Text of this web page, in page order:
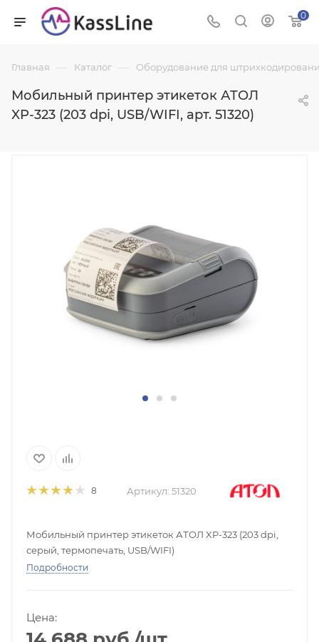
0
Главная — Каталог — Оборудование для
Мобильный принтер этикеток АТОЛ
XP-323 (203 dpi, USB/WIFI, арт. 51320)
8 Артикул: 51320
Мобильный принтер этикеток АТОЛ XP-323 (203 dpi,
серый, термопечать, USB/WIFI)
Подробности
Цена: